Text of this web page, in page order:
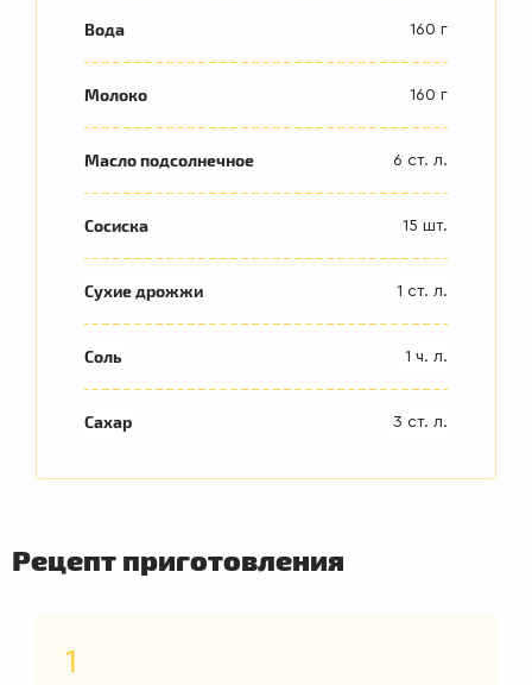
БЛЮДА
Вода 160 г
Молоко 160 г
Масло подсолнечное 6 ст. л.
Сосиска 15 шт.
Сухие дрожжи 1 ст. л.
Соль 1 ч. л.
Сахар 3 ст. л.
Рецепт приготовления
1